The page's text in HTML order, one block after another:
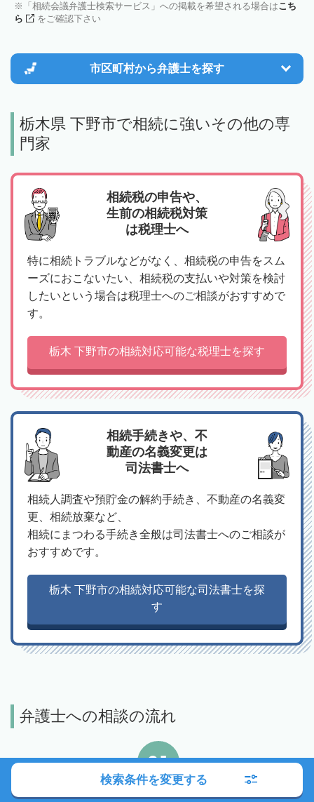
「相続会議弁護士検索サービス」への掲載を希望される場合はこち
ら
をご確認下さい
市区町村から弁護士を探す
栃木県 下野市で相続に強いその他の専
門家
相続税の申告や、
生前の相続税対策
は税理士へ
特に相続トラブルなどがなく、相続税の申告をスム
ーズにおこないたい、相続税の支払いや対策を検討
したいという場合は税理士へのご相談がおすすめで
す。
栃木 下野市の相続対応可能な税理士を探す
相続手続きや、不
動産の名義変更は
司法書士へ
相続人調査や預貯金の解約手続き、不動産の名義変
更、相続放棄など、
相続にまつわる手続き全般は司法書士へのご相談が
おすすめです。
栃木 下野市の相続対応可能な司法書士を探
す
弁護士への相談の流れ
エリアや相談内容から検索
01
検索条件を変更する